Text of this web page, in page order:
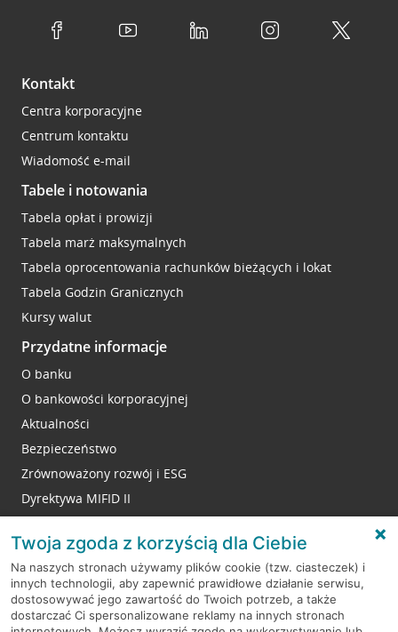
Kontakt
Centra korporacyjne
Centrum kontaktu
Wiadomość e-mail
Tabele i notowania
Tabela opłat i prowizji
Tabela marż maksymalnych
Tabela oprocentowania rachunków bieżących i lokat
Tabela Godzin Granicznych
Kursy walut
Przydatne informacje
O banku
O bankowości korporacyjnej
Aktualności
Bezpieczeństwo
Zrównoważony rozwój i ESG
Dyrektywa MIFID II
RODO
Regulamin serwisu
Twoja zgoda z korzyścią dla Ciebie
Na naszych stronach używamy plików cookie (tzw. ciasteczek) i
innych technologii, aby zapewnić prawidłowe działanie serwisu,
dostosowywać jego zawartość do Twoich potrzeb, a także
dostarczać Ci spersonalizowane reklamy na innych stronach